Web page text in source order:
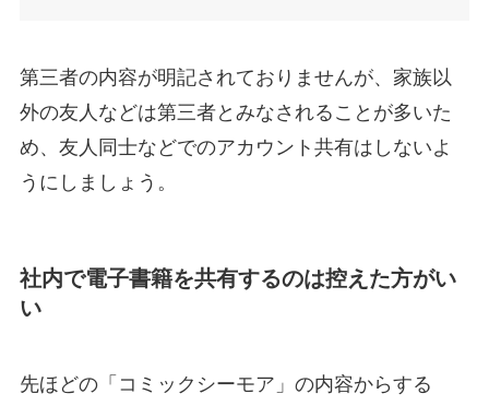
第三者の内容が明記されておりませんが、家族以
外の友人などは第三者とみなされることが多いた
め、友人同士などでのアカウント共有はしないよ
うにしましょう。
社内で電子書籍を共有するのは控えた方がい
い
先ほどの「コミックシーモア」の内容からする